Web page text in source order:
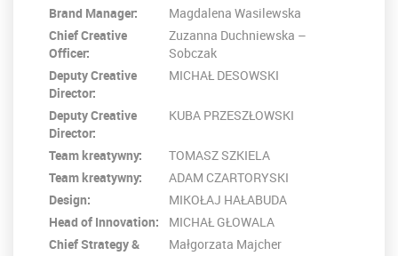
Brand Manager:
Magdalena Wasilewska
Chief Creative
Officer:
Zuzanna Duchniewska –
Sobczak
Deputy Creative
Director:
MICHAŁ DESOWSKI
Deputy Creative
Director:
KUBA PRZESZŁOWSKI
Team kreatywny:
TOMASZ SZKIELA
Team kreatywny:
ADAM CZARTORYSKI
Design:
MIKOŁAJ HAŁABUDA
Head of Innovation:
MICHAŁ GŁOWALA
Chief Strategy &
Małgorzata Majcher